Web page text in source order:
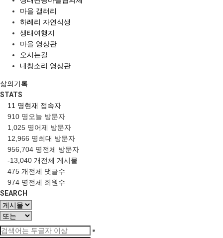
마을 갤러리
하례리 자연식생
생태여행지
마을 영상관
오시는길
내창소리 영상관
삶의기록
STATS
11 명현재 접속자
910 명 오늘 방문자
1,025 명어제 방문자
12,966 명최대 방문자
956,704 명전체 방문자
-13,040 개전체 게시물
475 개전체 댓글수
974 명전체 회원수
SEARCH